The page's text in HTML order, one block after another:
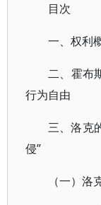
目次
一、权利
二、霍布
行为自由
三、洛克
侵”
（一）